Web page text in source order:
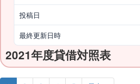
投稿日
最終更新日時
2021年度貸借対照表